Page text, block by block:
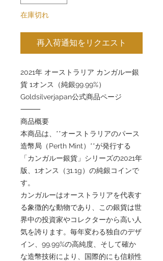
在庫切れ
再入荷通知をリクエスト
2021年 オーストラリア カンガルー銀
貨 1オンス（純銀99.99%）
Goldsilverjapan公式商品ページ
⸻
商品概要
本商品は、**オーストラリアのパース
造幣局（Perth Mint）**が発行する
「カンガルー銀貨」シリーズの2021年
版、1オンス（31.1g）の純銀コインで
す。
カンガルーはオーストラリアを代表す
る象徴的な動物であり、この銀貨は世
界中の投資家やコレクターから高い人
気を誇ります。毎年変わる独自のデザ
イン、99.99%の高純度、そして確か
な造幣技術により、国際的にも信頼性